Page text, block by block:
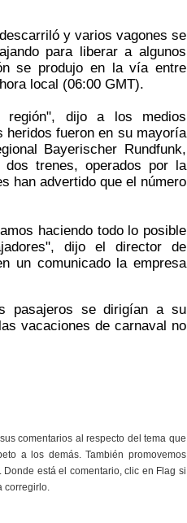
y varios vagones se
para liberar a algunos
se produjo en la vía entre
local (06:00 GMT).
dijo a los medios
heridos fueron en su mayoría
Bayerischer Rundfunk,
trenes, operados por la
han advertido que el número
haciendo todo lo posible
dijo el director de
un comunicado la empresa
pasajeros se dirigían a su
vacaciones de carnaval no
comentarios al respecto del tema que
a los demás. También promovemos
está el comentario, clic en Flag si
corregirlo.